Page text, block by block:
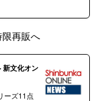
再販へ
新文化オン
ーズ11点